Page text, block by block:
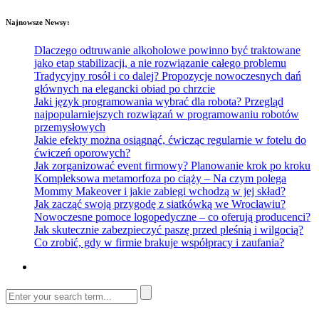
Najnowsze Newsy:
Dlaczego odtruwanie alkoholowe powinno być traktowane
jako etap stabilizacji, a nie rozwiązanie całego problemu
Tradycyjny rosół i co dalej? Propozycje nowoczesnych dań
głównych na elegancki obiad po chrzcie
Jaki język programowania wybrać dla robota? Przegląd
najpopularniejszych rozwiązań w programowaniu robotów
przemysłowych
Jakie efekty można osiągnąć, ćwicząc regularnie w fotelu do
ćwiczeń oporowych?
Jak zorganizować event firmowy? Planowanie krok po kroku
Kompleksowa metamorfoza po ciąży – Na czym polega
Mommy Makeover i jakie zabiegi wchodzą w jej skład?
Jak zacząć swoją przygodę z siatkówką we Wrocławiu?
Nowoczesne pomoce logopedyczne – co oferują producenci?
Jak skutecznie zabezpieczyć paszę przed pleśnią i wilgocią?
Co zrobić, gdy w firmie brakuje współpracy i zaufania?